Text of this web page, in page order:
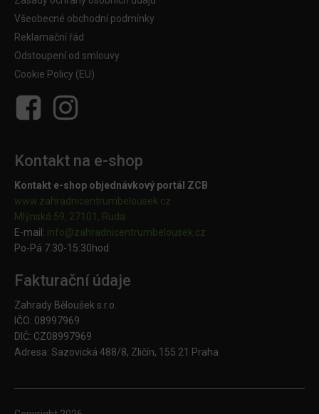
Všeobecné obchodní podmínky
Reklamační řád
Odstoupení od smlouvy
Cookie Policy (EU)
Kontakt na e-shop
Kontakt e-shop objednávkový portál ZCB
www.zahradnicentrumbelousek.cz
Mlýnská 59, 27101, Ruda
E-mail: info@zahradnicentrumbelousek.cz
Po-Pá 7:30-15:30hod
Fakturační údaje
Zahrady Běloušek s.r.o.
IČO: 08997969
DIČ: CZ08997969
Adresa: Sazovická 488/8, Zličín, 155 21 Praha